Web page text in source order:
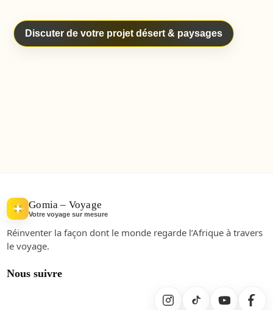
Discuter de votre projet désert & paysages
Gomia – Voyage
Votre voyage sur mesure
Réinventer la façon dont le monde regarde l’Afrique à travers
le voyage.
Nous suivre